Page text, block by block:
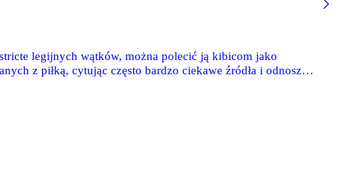
legijnych wątków, można polecić ją kibicom jako
z piłką, cytując często bardzo ciekawe źródła i odnosząc